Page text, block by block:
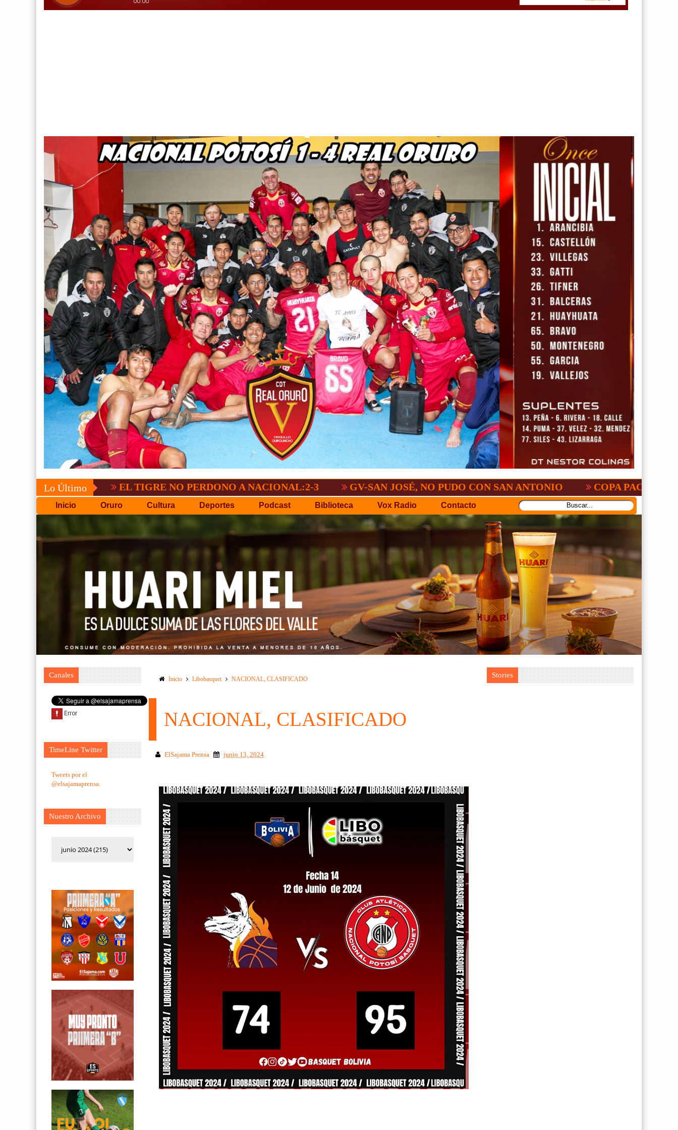
Lo ÚltimoEL TIGRE NO PERDONO A NACIONAL:2-3 GV-SAN JOSÉ, NO PUDO CON SAN ANTONIO COPA PACEÑA DE FUTBOL
Inicio Oruro Cultura Deportes Podcast Biblioteca Vox Radio Contacto
Canales
TimeLine Twitter
Tweets por el
@elsajamaprensa.
Nuestro Archivo
Inicio Libobasquet NACIONAL, CLASIFICADO
NACIONAL, CLASIFICADO
ElSajama Prensa junio 13, 2024
Stories